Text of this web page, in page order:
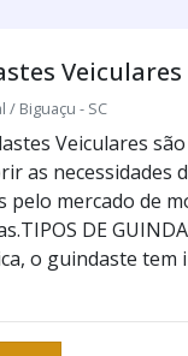
Veiculares
/ Biguaçu - SC
Veiculares
as necessidades
pelo mercado de
DE
o guindaste